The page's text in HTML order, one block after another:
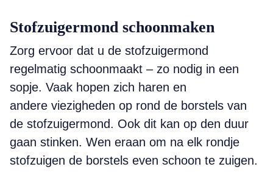
Stofzuigermond schoonmaken
Zorg ervoor dat u de stofzuigermond
regelmatig schoonmaakt – zo nodig in een
sopje. Vaak hopen zich haren en
andere viezigheden op rond de borstels van
de stofzuigermond. Ook dit kan op den duur
gaan stinken. Wen eraan om na elk rondje
stofzuigen de borstels even schoon te zuigen.